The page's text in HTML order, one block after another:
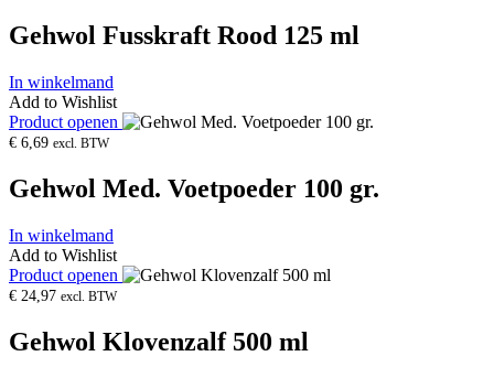
Gehwol Fusskraft Rood 125 ml
In winkelmand
Add to Wishlist
Product openen
€ 6,69 excl. BTW
Gehwol Med. Voetpoeder 100 gr.
In winkelmand
Add to Wishlist
Product openen
€ 24,97 excl. BTW
Gehwol Klovenzalf 500 ml